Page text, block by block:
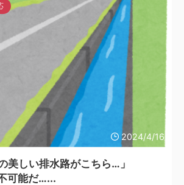
2024/4/16
美しい排水路がこちら…」
可能だ…...